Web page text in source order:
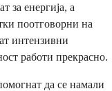
за енергија, а
поотговорни на
интензивни
работи прекрасно.
да се намали